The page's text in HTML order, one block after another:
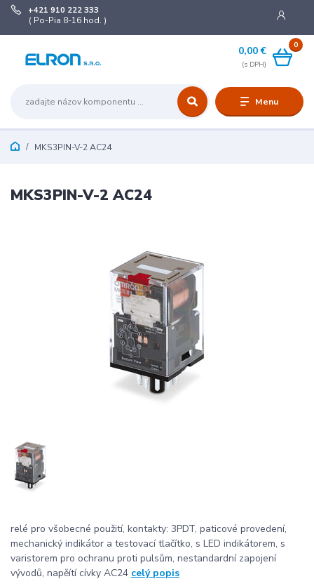
Menu
+421 910 222 333
( Po-Pia 8-16 hod. )
0
0,00 €
MKS3PIN-V-2 AC24
MKS3PIN-V-2 AC24
relé pro všobecné použití, kontakty: 3PDT, paticové provedení,
mechanický indikátor a testovací tlačítko, s LED indikátorem, s
varistorem pro ochranu proti pulsům, nestandardní zapojení
vývodů, napěítí cívky AC24 celý popis